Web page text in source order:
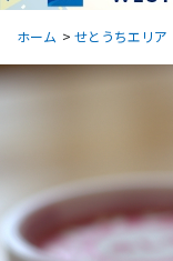
ホーム > せとうちエリア